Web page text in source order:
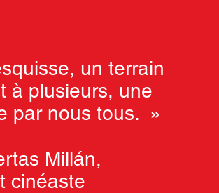
un terrain
à plusieurs, une
par nous tous. »
Millán,
cinéaste